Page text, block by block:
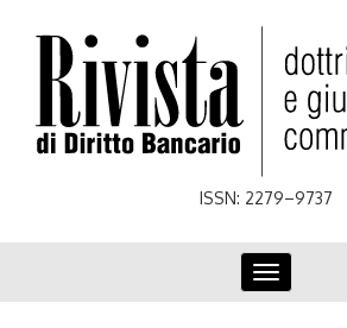
ISSN: 2279–9737
Toggle
navigation